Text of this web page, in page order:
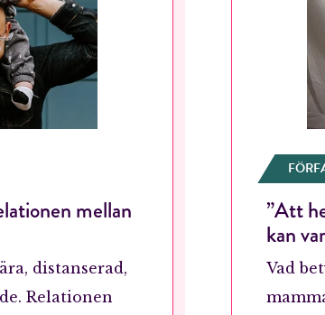
mellan
distanserad,
Relationen
”Att
kan
Vad